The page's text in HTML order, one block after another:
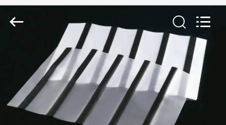
RUMAH
PRODUK
VIDEO
Material
(Tianjin)
Limited.